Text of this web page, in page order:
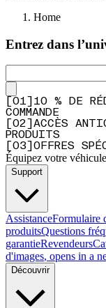
Home
Entrez dans
01
10 % DE
COMMANDE
02
ACCÈS
PRODUITS
03 OFFRES
Équipez votre véhicule
Support
AssistanceFormulaire
produitsQuestions
garantieRevendeurs
d'images, opens in a
Découvrir